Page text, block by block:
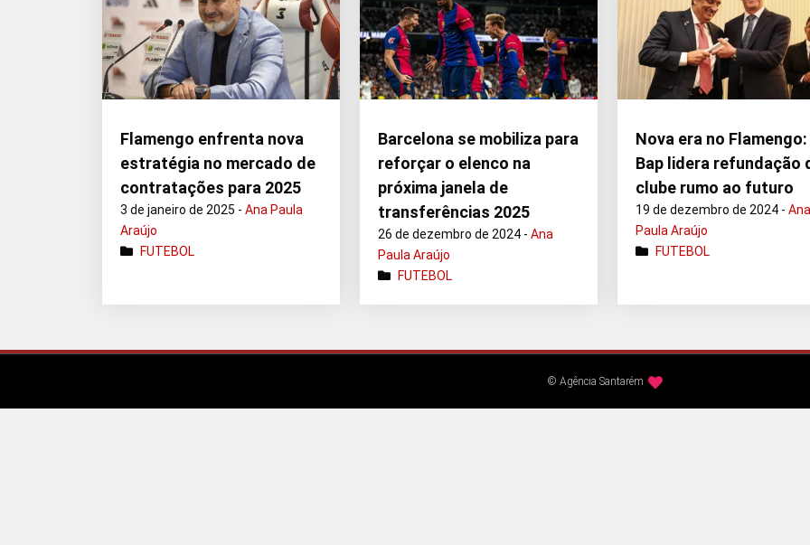
Flamengo enfrenta nova
estratégia no mercado de
contratações para 2025
3 de janeiro de 2025 -Ana Paula
Araújo
FUTEBOL
Barcelona se mobiliza para
reforçar o elenco na
próxima janela de
transferências 2025
26 de dezembro de 2024 -Ana
Paula Araújo
FUTEBOL
Nova era no Flamengo:
Bap lidera refundação
clube rumo ao futuro
19 de dezembro de 2024 -
Paula Araújo
FUTEBOL
© Agência Santarém